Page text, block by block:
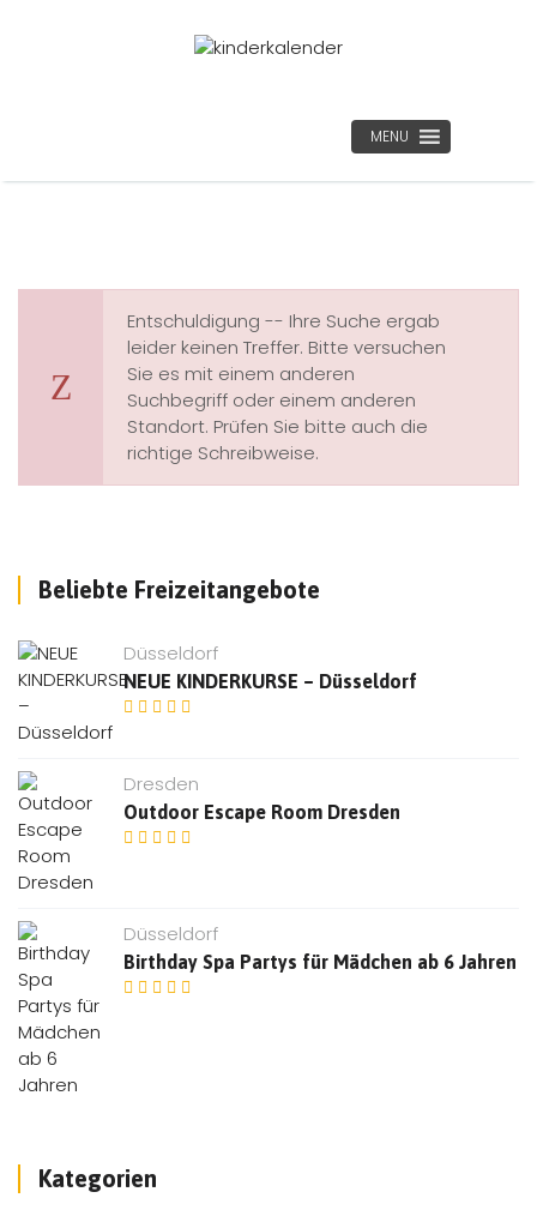
MENU
Entschuldigung -- Ihre Suche ergab
leider keinen Treffer. Bitte versuchen
Sie es mit einem anderen
Suchbegriff oder einem anderen
Standort. Prüfen Sie bitte auch die
richtige Schreibweise.
Beliebte Freizeitangebote
Düsseldorf
NEUE KINDERKURSE – Düsseldorf
Dresden
Outdoor Escape Room Dresden
Düsseldorf
Birthday Spa Partys für Mädchen ab 6 Jahren
Kategorien